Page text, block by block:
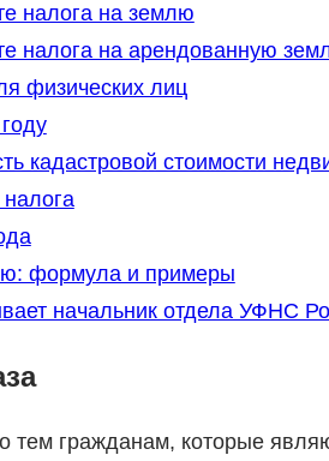
налога на землю
налога на арендованную
физических лиц
кадастровой стоимости
формула и примеры
начальник отдела УФНС
тем гражданам, которые